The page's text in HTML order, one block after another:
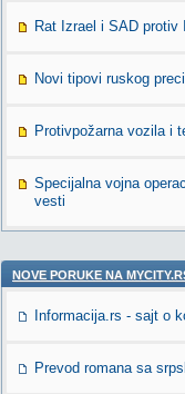
Rat Izrael i SAD protiv
Novi tipovi ruskog
Protivpožarna vozila i
Specijalna vojna
vesti
NOVE PORUKE NA
Informacija.rs - sajt o
Prevod romana sa